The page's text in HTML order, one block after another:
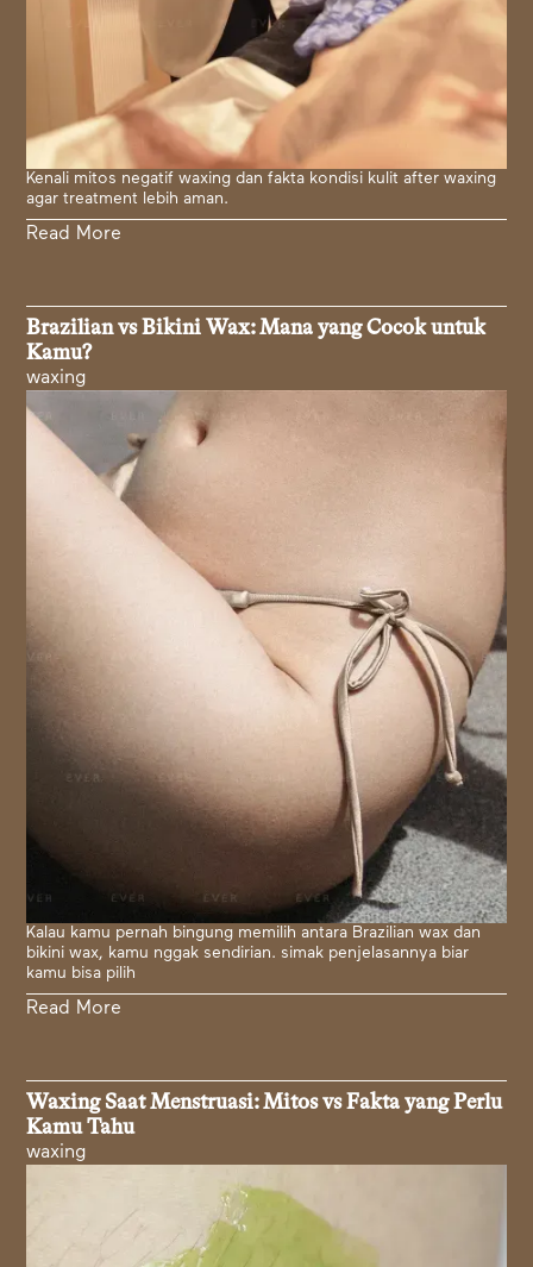
Kenali mitos negatif waxing dan fakta kondisi kulit after waxing
agar treatment lebih aman.
Read More
Brazilian vs Bikini Wax: Mana yang Cocok untuk
Kamu?
waxing
Kalau kamu pernah bingung memilih antara Brazilian wax dan
bikini wax, kamu nggak sendirian. simak penjelasannya biar
kamu bisa pilih
Read More
Waxing Saat Menstruasi: Mitos vs Fakta yang Perlu
Kamu Tahu
waxing